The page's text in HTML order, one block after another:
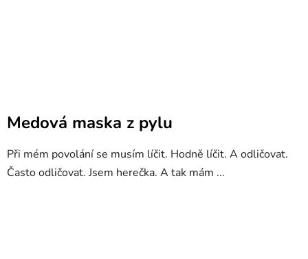
Medová maska z pylu
Při mém povolání se musím líčit. Hodně líčit. A odličovat.
Často odličovat. Jsem herečka. A tak mám ...